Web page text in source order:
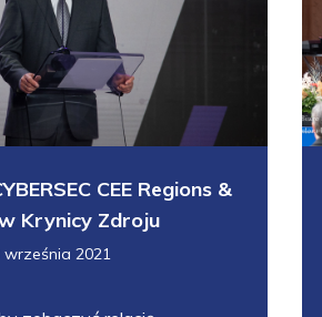
CEE Regions &
Krynicy Zdroju
września 2021